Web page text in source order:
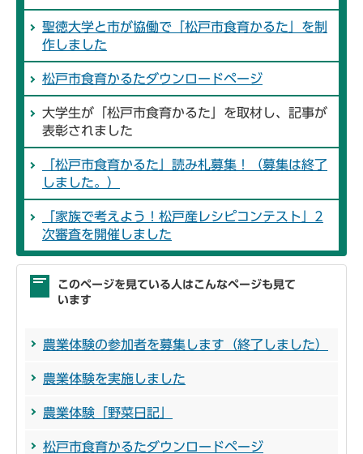
聖徳大学と市が協働で「松戸市食育かるた」を制
作しました
松戸市食育かるたダウンロードページ
大学生が「松戸市食育かるた」を取材し、記事が
表彰されました
「松戸市食育かるた」読み札募集！（募集は終了
しました。）
「家族で考えよう！松戸産レシピコンテスト」2
次審査を開催しました
このページを見ている人はこんなページも見て
います
農業体験の参加者を募集します（終了しました）
農業体験を実施しました
農業体験「野菜日記」
松戸市食育かるたダウンロードページ